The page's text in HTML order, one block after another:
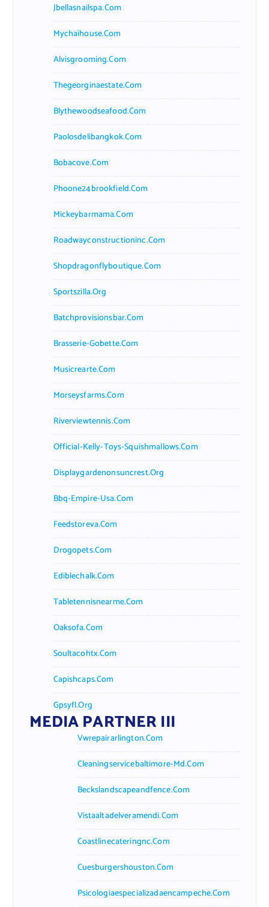
Jbellasnailspa.com
Mychaihouse.com
Alvisgrooming.com
Thegeorginaestate.com
Blythewoodseafood.com
Paolosdelibangkok.com
Bobacove.com
Phoone24brookfield.com
Mickeybarmama.com
Roadwayconstructioninc.com
Shopdragonflyboutique.com
Sportszilla.org
Batchprovisionsbar.com
Brasserie-Gobette.com
Musicrearte.com
Morseysfarms.com
Riverviewtennis.com
Official-Kelly-Toys-Squishmallows.com
Displaygardenonsuncrest.org
Bbq-Empire-Usa.com
Feedstoreva.com
Drogopets.com
Ediblechalk.com
Tabletennisnearme.com
Oaksofa.com
Soultacohtx.com
Capishcaps.com
Gpsyfl.org
MEDIA PARTNER III
Vwrepairarlington.com
Cleaningservicebaltimore-Md.com
Beckslandscapeandfence.com
Vistaaltadelveramendi.com
Coastlinecateringnc.com
Cuesburgershouston.com
Psicologiaespecializadaencampeche.com